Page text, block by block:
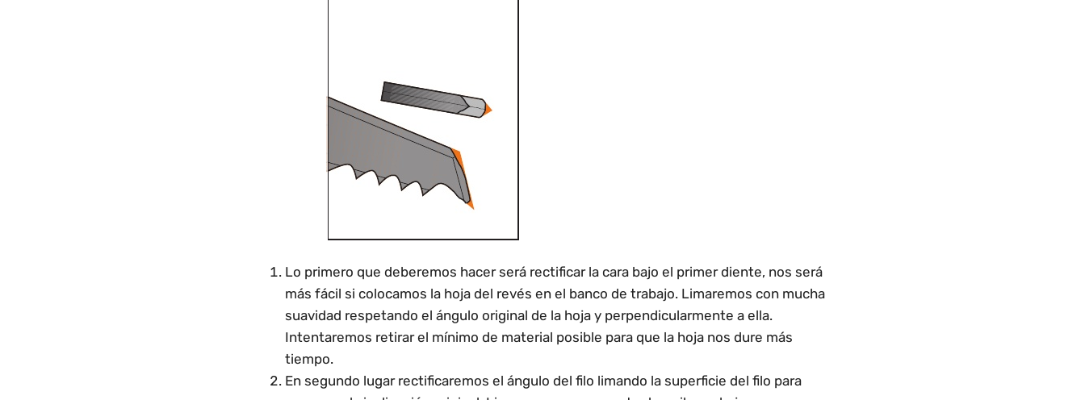
Lo primero que deberemos hacer será rectificar la cara bajo el primer diente, nos será
más fácil si colocamos la hoja del revés en el banco de trabajo. Limaremos con mucha
suavidad respetando el ángulo original de la hoja y perpendicularmente a ella.
Intentaremos retirar el mínimo de material posible para que la hoja nos dure más
tiempo.
En segundo lugar rectificaremos el ángulo del filo limando la superficie del filo para